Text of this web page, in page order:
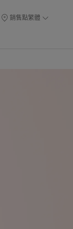
銷售點繁體